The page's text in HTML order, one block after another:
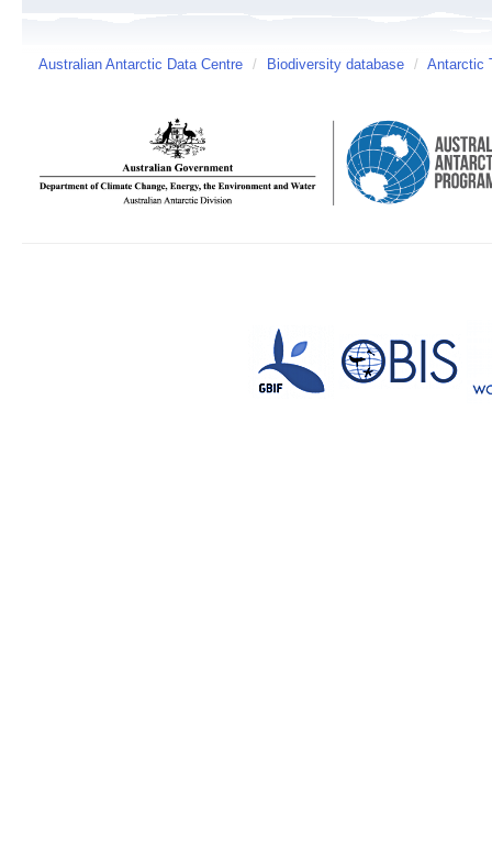
Australian Antarctic Data Centre / Biodiversity database / Antarctic